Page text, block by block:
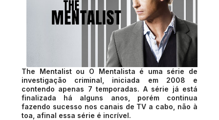
The Mentalist ou O Mentalista é uma série de
investigação criminal, iniciada em 2008 e
contendo apenas 7 temporadas. A série já está
finalizada há alguns anos, porém continua
fazendo sucesso nos canais de TV a cabo, não à
toa, afinal essa série é incrível.